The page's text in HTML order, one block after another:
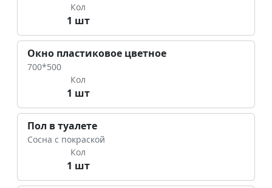
Кол
1 шт
Окно пластиковое цветное
700*500
Кол
1 шт
Пол в туалете
Сосна с покраской
Кол
1 шт